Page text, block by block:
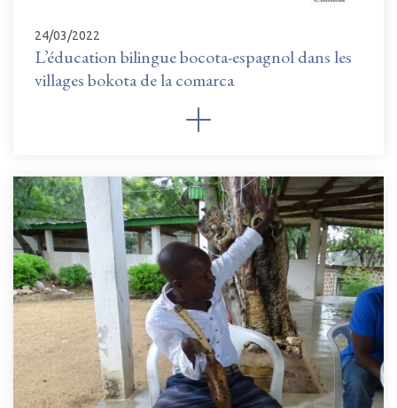
24/03/2022
L’éducation bilingue bocota-espagnol dans les
villages bokota de la comarca